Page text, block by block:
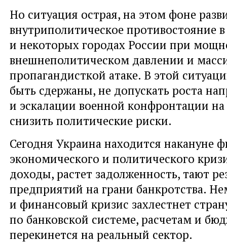
Но ситуация острая, на этом фоне
внутриполитическое противостояние
и некоторых городах России при
внешнеполитическом давлении и
пропагандисткой атаке. В этой
быть сдержаны, не допускать роста
и эскалации военной конфронтации
снизить политические риски.
Сегодня Украина находится накануне
экономического и политического
доходы, растет задолженность, тают
предприятий на грани банкротства.
и финансовый кризис захлестнет
по банковской системе, расчетам и
перекинется на реальный сектор.